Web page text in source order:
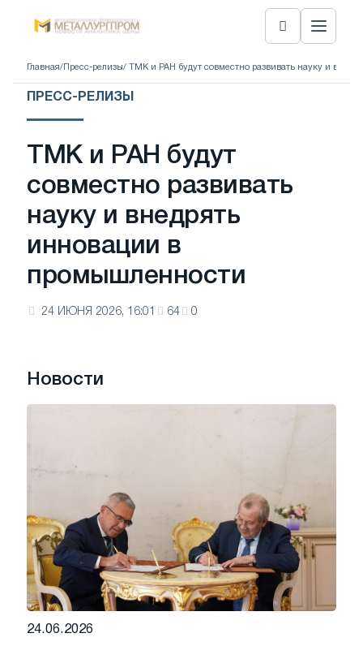
Главная/ Пресс-релизы/ ТМК и РАН будут совместно развивать науку и
ПРЕСС-РЕЛИЗЫ
ТМК и РАН будут
совместно развивать
науку и внедрять
инновации в
промышленности
24 ИЮНЯ 2026, 16:01 64 0
Новости
24.06.2026